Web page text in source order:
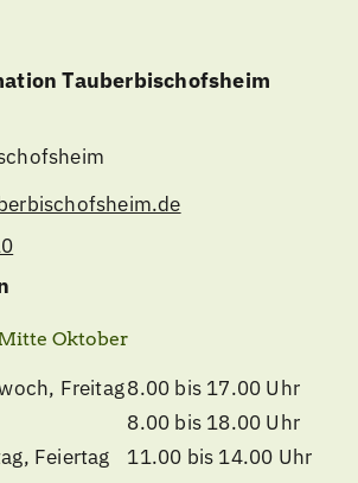
Tauberbischofsheim
Oktober
Freitag8.00 bis 17.00 Uhr
8.00 bis 18.00 Uhr
Feiertag
11.00 bis 14.00 Uhr